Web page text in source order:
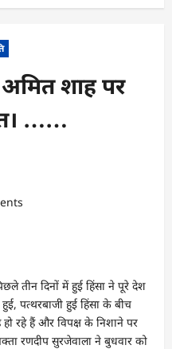
शाह पर
……
तीन दिनों में हुई हिंसा ने पूरे देश
पत्थरबाजी हुई हिंसा के बीच
रहे हैं और विपक्ष के निशाने पर
रणदीप सुरजेवाला ने बुधवार को